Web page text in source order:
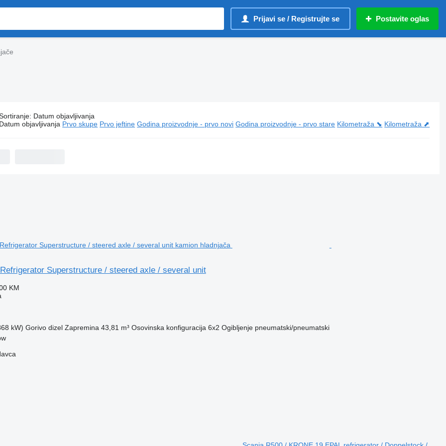
Prijavi se / Registrujte se Postavite oglas
Scania kamioni hladnjače
: Datum objavljivanja
Datum objavljivanja Prvo skupe Prvo jeftine Godina proizvodnje - prvo novi Godina proizvodnje - prvo stare Kilometraža ⬊ Kilometraža ⬈
Superstructure / steered axle / several unit
KM
kW) Gorivo dizel Zapremina 43,81 m³ Osovinska konfiguracija 6x2 Ogibljenje pneumatski/pneumatski